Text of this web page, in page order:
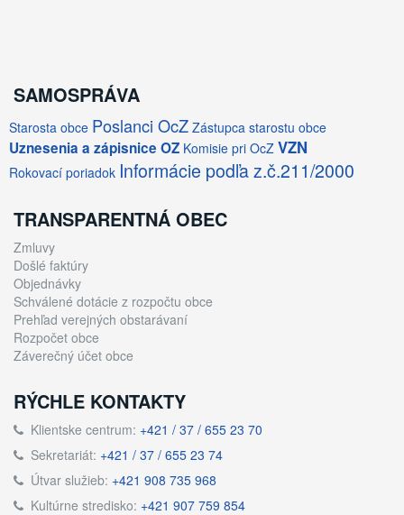
SAMOSPRÁVA
Starosta obce Poslanci OcZ Zástupca starostu obce
Uznesenia a zápisnice OZ Komisie pri OcZ VZN
Rokovací poriadok Informácie podľa z.č.211/2000
TRANSPARENTNÁ OBEC
Zmluvy
Došlé faktúry
Objednávky
Schválené dotácie z rozpočtu obce
Prehľad verejných obstarávaní
Rozpočet obce
Záverečný účet obce
RÝCHLE KONTAKTY
Klientske centrum: +421 / 37 / 655 23 70
Sekretariát: +421 / 37 / 655 23 74
Útvar služieb: +421 908 735 968
Kultúrne stredisko: +421 907 759 854